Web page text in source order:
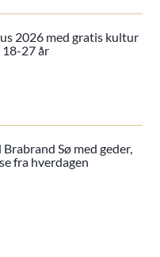
2026 med gratis kultur
18-27 år
Sø med geder,
fra hverdagen